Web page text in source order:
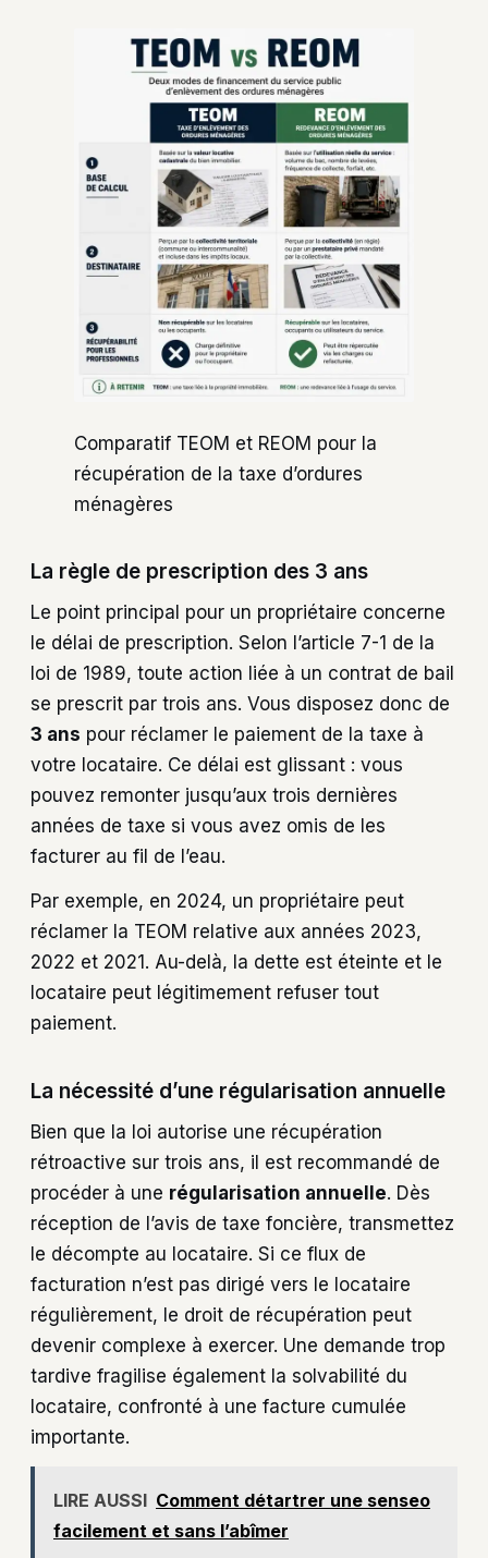
Comparatif TEOM et REOM pour la
récupération de la taxe d’ordures
ménagères
La règle de prescription des 3 ans
Le point principal pour un propriétaire concerne
le délai de prescription. Selon l’article 7-1 de la
loi de 1989, toute action liée à un contrat de bail
se prescrit par trois ans. Vous disposez donc de
3 ans pour réclamer le paiement de la taxe à
votre locataire. Ce délai est glissant : vous
pouvez remonter jusqu’aux trois dernières
années de taxe si vous avez omis de les
facturer au fil de l’eau.
Par exemple, en 2024, un propriétaire peut
réclamer la TEOM relative aux années 2023,
2022 et 2021. Au-delà, la dette est éteinte et le
locataire peut légitimement refuser tout
paiement.
La nécessité d’une régularisation annuelle
Bien que la loi autorise une récupération
rétroactive sur trois ans, il est recommandé de
procéder à une régularisation annuelle. Dès
réception de l’avis de taxe foncière, transmettez
le décompte au locataire. Si ce flux de
facturation n’est pas dirigé vers le locataire
régulièrement, le droit de récupération peut
devenir complexe à exercer. Une demande trop
tardive fragilise également la solvabilité du
locataire, confronté à une facture cumulée
importante.
LIRE AUSSI Comment détartrer une senseo
facilement et sans l’abîmer